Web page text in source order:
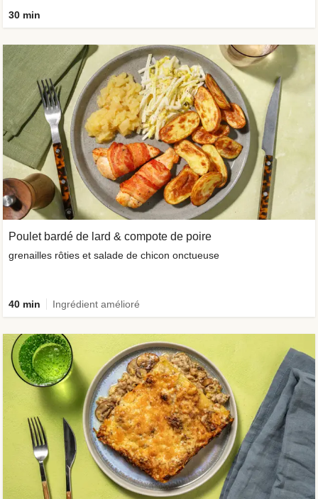
30 min
Poulet bardé de lard & compote de poire
grenailles rôties et salade de chicon onctueuse
40 min Ingrédient amélioré